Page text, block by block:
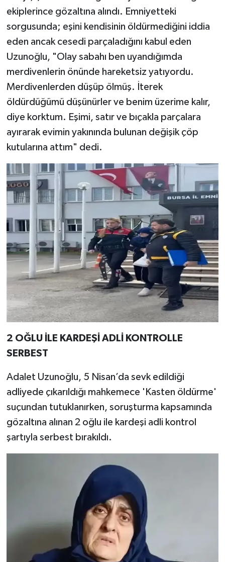
ekiplerince gözaltına alındı. Emniyetteki
sorgusunda; eşini kendisinin öldürmediğini iddia
eden ancak cesedi parçaladığını kabul eden
Uzunoğlu, "Olay sabahı ben uyandığımda
merdivenlerin önünde hareketsiz yatıyordu.
Merdivenlerden düşüp ölmüş. İterek
öldürdüğümü düşünürler ve benim üzerime kalır,
diye korktum. Eşimi, satır ve bıçakla parçalara
ayırarak evimin yakınında bulunan değişik çöp
kutularına attım" dedi.
2 OĞLU İLE KARDEŞİ ADLİ KONTROLLE
SERBEST
Adalet Uzunoğlu, 5 Nisan’da sevk edildiği
adliyede çıkarıldığı mahkemece 'Kasten öldürme'
suçundan tutuklanırken, soruşturma kapsamında
gözaltına alınan 2 oğlu ile kardeşi adli kontrol
şartıyla serbest bırakıldı.